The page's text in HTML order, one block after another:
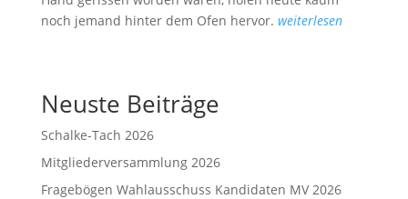
noch jemand hinter dem Ofen hervor. weiterlesen
Neuste Beiträge
Schalke-Tach 2026
Mitgliederversammlung 2026
Fragebögen Wahlausschuss Kandidaten MV 2026